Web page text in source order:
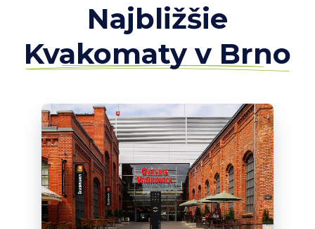
Najbližšie
Kvakomaty v Brno